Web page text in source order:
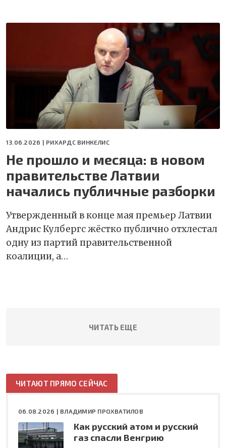
13.06.2026 | РИХАРДС ВИНКЕЛИС
Не прошло и месяца: в новом
правительстве Латвии
начались публичные разборки
Утвержденный в конце мая премьер Латвии
Андрис Кулбергс жёстко публично отхлестал
одну из партий правительственной
коалиции, а…
ЧИТАТЬ ЕЩЕ
ЧИТАЮТ ПРЯМО СЕЙЧАС
06.08.2026 | ВЛАДИМИР ПРОХВАТИЛОВ
Как русский атом и русский
газ спасли Венгрию